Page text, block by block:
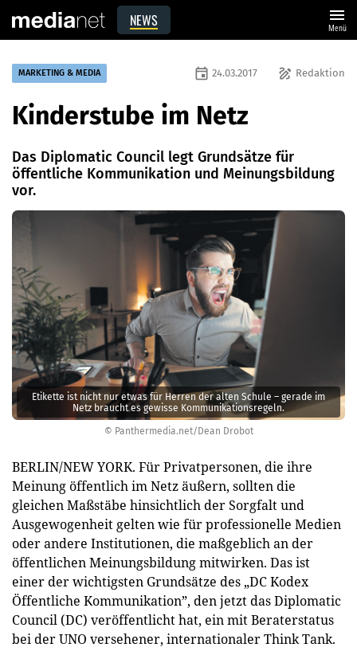
NEWS menu
Menü
© Panthermedia.net/Dean Drobot
Etikette ist nicht nur etwas für Herren der alten Schule – gerade im
Netz braucht es gewisse Kommunikationsregeln.
MARKETING & MEDIA draw Redaktion
event 24.03.2017
Kinderstube im Netz
Das Diplomatic Council legt Grundsätze für
öffentliche Kommunikation und Meinungsbildung
vor.
BERLIN/NEW YORK. Für Privatpersonen, die ihre
Meinung öffentlich im Netz äußern, sollten die
gleichen Maßstäbe hinsichtlich der Sorgfalt und
Ausgewogenheit gelten wie für professionelle Medien
oder andere Institutionen, die maßgeblich an der
öffentlichen Meinungsbildung mitwirken. Das ist
einer der wichtigsten Grundsätze des „DC Kodex
Öffentliche Kommunikation”, den jetzt das Diplomatic
Council (DC) ver­öffentlicht hat, ein mit Beraterstatus
bei der UNO versehener, internationaler Think Tank.